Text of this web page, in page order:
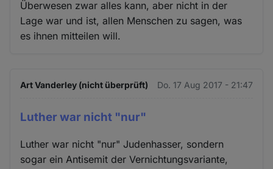
Überwesen zwar alles kann, aber nicht in der
Lage war und ist, allen Menschen zu sagen, was
es ihnen mitteilen will.
Art Vanderley (nicht überprüft) Do. 17 Aug 2017 - 21:47
Luther war nicht "nur"
Luther war nicht "nur" Judenhasser, sondern
sogar ein Antisemit der Vernichtungsvariante,